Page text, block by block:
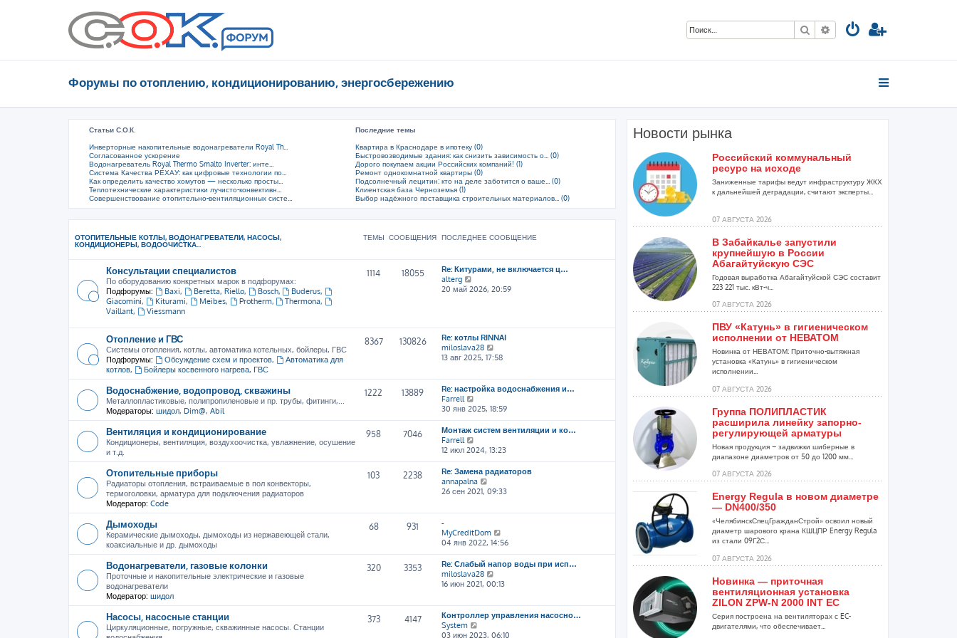
Поиск Расширенный поиск
Форумы по отоплению, кондиционированию, энергосбережению
Статьи С.О.К.
Инверторные накопительные водонагреватели Royal Th...
Согласованное ускорение
Водонагреватель Royal Thermo Smalto Inverter: инте...
Система Качества РЕХАУ: как цифровые технологии по...
Как определить качество хомутов — несколько просты...
Теплотехнические характеристики лучисто-конвективн...
Совершенствование отопительно-вентиляционных систе...
Последние темы
Квартира в Краснодаре в ипотеку (0)
Быстровозводимые здания: как снизить зависимость о... (0)
Дорого покупаем акции Российских компаний! (1)
Ремонт однокомнатной квартиры (0)
Подсолнечный лецитин: кто на деле заботится о ваше... (0)
Клиентская база Черноземья (1)
Выбор надёжного поставщика строительных материалов... (0)
ОТОПИТЕЛЬНЫЕ КОТЛЫ, ВОДОНАГРЕВАТЕЛИ, НАСОСЫ,
КОНДИЦИОНЕРЫ, ВОДООЧИСТКА...
ТЕМЫ СООБЩЕНИЯ ПОСЛЕДНЕЕ СООБЩЕНИЕ
Консультации специалистов
По оборудованию конкретных марок в подфорумах:
Подфорумы:
Baxi, Beretta, Riello, Bosch, Buderus,
Giacomini, Kiturami, Meibes, Protherm, Thermona,
Vaillant, Viessmann
1114 18055
Re: Китурами, не включается ц…
alterg
е
т
и
к
п
с
л
е
д
н
е
м
у
о
о
б
и
ю
20 май 2026, 20:59
Отопление и ГВС
Системы отопления, котлы, автоматика котельных, бойлеры, ГВС
Подфорумы:
Обсуждение схем и проектов,
Автоматика для
котлов, Бойлеры косвенного нагрева, ГВС
8367 130826
Re: котлы RINNAI
miloslava28
е
е
й
и
п
с
д
н
е
у
о
о
б
щ
н
ю
13 авг 2025, 17:58
Водоснабжение, водопровод, скважины
Металлопластиковые, полипропиленовые и пр. трубы, фитинги,...
Модераторы: шидол, Dim@, Abil
1222 13889
Re: настройка водоснабжения и…
Farrell
е
р
е
т
к
п
о
д
н
е
м
у
с
о
б
щ
е
30 янв 2025, 18:59
Вентиляция и кондиционирование
Кондиционеры, вентиляция, воздухоочистка, увлажнение, осушение
и т.д.
958 7046
Монтаж систем вентиляции и ко…
Farrell
е
р
е
й
т
о
с
д
н
е
у
с
о
12 июл 2024, 13:23
Отопительные приборы
Радиаторы отопления, встраиваемые в пол конвекторы,
термоголовки, арматура для подключения радиаторов
Модератор: Code
103 2238
Re: Замена радиаторов
annapalna
е
е
т
и
п
о
с
н
е
26 сен 2021, 09:33
Дымоходы
Керамические дымоходы, дымоходы из нержавеющей стали,
коаксиальные и др. дымоходы
68 931
-
MyCreditDom
е
р
е
т
п
о
с
04 янв 2022, 14:56
Водонагреватели, газовые колонки
Проточные и накопительные электрические и газовые
водонагреватели
Модератор: шидол
320 3353
Re: Слабый напор воды при исп…
miloslava28
е
е
й
и
16 июн 2021, 00:13
Насосы, насосные станции
Циркуляционные, погружные, скважинные насосы. Станции
373 4147
Контроллер управления насосно…
System
е
03 июн 2023, 06:10
Новости рынка
Российский коммунальный
ресурс на исходе
Заниженные тарифы ведут инфраструктуру ЖКХ
к дальнейшей деградации, считают эксперты...
07 АВГУСТА 2026
В Забайкалье запустили
крупнейшую в России
Абагайтуйскую СЭС
Годовая выработка Абагайтуйской СЭС составит
223 221 тыс. кВт-ч...
07 АВГУСТА 2026
ПВУ «Катунь» в гигиеническом
исполнении от НЕВАТОМ
Новинка от НЕВАТОМ: Приточно-вытяжная
установка «Катунь» в гигиеническом
исполнении...
07 АВГУСТА 2026
Группа ПОЛИПЛАСТИК
расширила линейку запорно-
регулирующей арматуры
Новая продукция – задвижки шиберные в
диапазоне диаметров от 50 до 1200 мм...
07 АВГУСТА 2026
Energy Regula в новом диаметре
— DN400/350
«ЧелябинскСпецГражданСтрой» освоил новый
диаметр шарового крана КШЦПР Energy Regula
из стали 09Г2С...
07 АВГУСТА 2026
Новинка — приточная
вентиляционная установка
ZILON ZPW-N 2000 INT EC
Серия построена на вентиляторах с EC-
двигателями, что обеспечивает...